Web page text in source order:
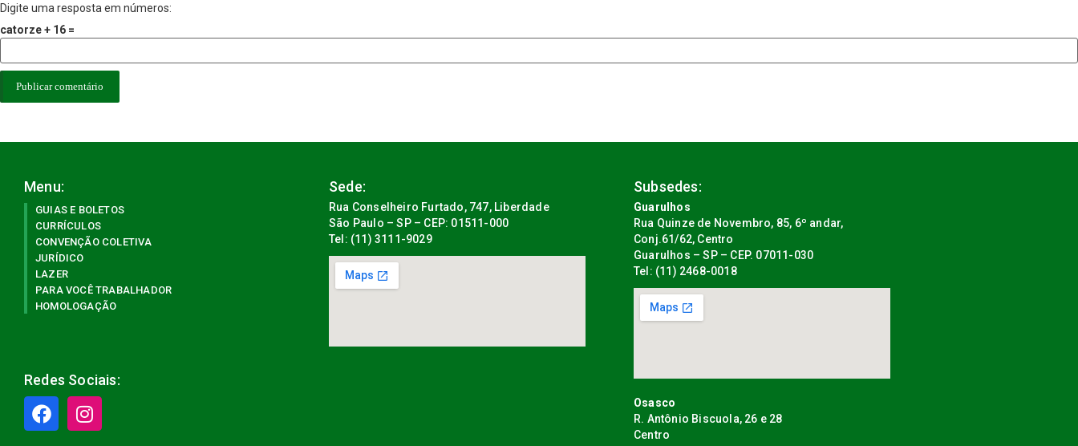
Digite uma resposta em números:
catorze + 16 =
Menu:
GUIAS E BOLETOS
CURRÍCULOS
CONVENÇÃO COLETIVA
JURÍDICO
LAZER
PARA VOCÊ TRABALHADOR
HOMOLOGAÇÃO
Redes Sociais:
Sede:
Rua Conselheiro Furtado, 747, Liberdade
São Paulo – SP – CEP: 01511-000
Tel: (11) 3111-9029
Subsedes:
Guarulhos
Rua Quinze de Novembro, 85, 6º andar,
Conj.61/62, Centro
Guarulhos – SP – CEP. 07011-030
Tel: (11) 2468-0018
Osasco
R. Antônio Biscuola, 26 e 28
Centro